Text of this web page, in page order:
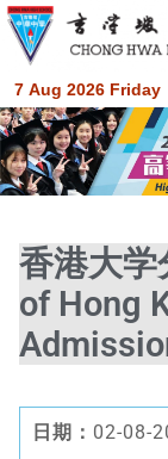
7 Aug 2026 Friday
香港大
of Hong
日期： 02-08-